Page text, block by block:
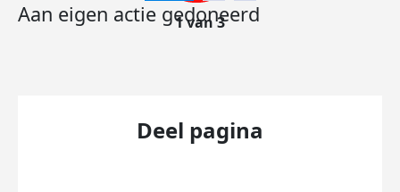
Aan eigen actie gedoneerd
1 van 3
Deel pagina